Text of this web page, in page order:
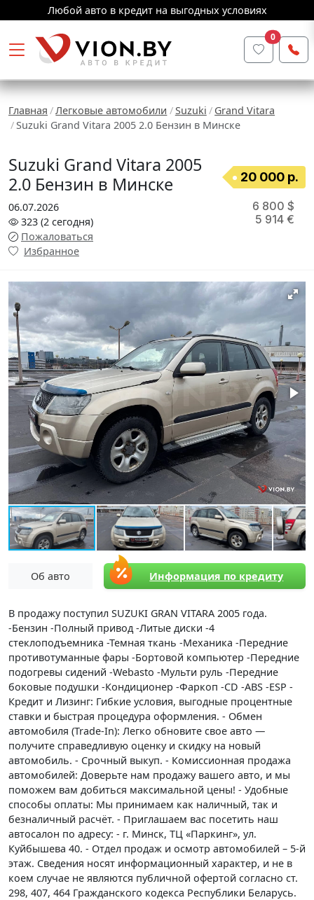
Любой авто в кредит на выгодных условиях
0
Главная Легковые автомобили Suzuki
Grand Vitara
Suzuki Grand Vitara 2005 2.0 Бензин в Минске
Suzuki Grand Vitara 2005
2.0 Бензин в Минске
20 000 р.
06.07.2026
323 (2 сегодня)
Пожаловаться
Избранное
6 800 $
5 914 €
Об авто Информация по кредиту
В продажу поcтупил SUZUKI GRAN VITARA 2005 года.
-Бензин -Полный привод -Литые диски -4
стеклоподъемника -Темная ткань -Механика -Передние
противотуманные фары -Бортовой компьютер -Передние
подогревы сидений -Webasto -Мульти руль -Передние
боковые подушки -Кондиционер -Фаркоп -CD -ABS -ESP -
Кредит и Лизинг: Гибкие условия, выгодные процентные
ставки и быстрая процедура оформления. - Обмен
автомобиля (Trade-In): Легко обновите свое авто —
получите справедливую оценку и скидку на новый
автомобиль. - Срочный выкуп. - Комиссионная продажа
автомобилей: Доверьте нам продажу вашего авто, и мы
поможем вам добиться максимальной цены! - Удобные
способы оплаты: Мы принимаем как наличный, так и
безналичный расчёт. - Приглашаем вас посетить наш
автосалон по адресу: - г. Минск, ТЦ «Паркинг», ул.
Куйбышева 40. - Отдел продаж и осмотр автомобилей – 5-й
этаж. Сведения носят информационный характер, и не в
коем случае не являются публичной офертой согласно ст.
298, 407, 464 Гражданского кодекса Республики Беларусь.